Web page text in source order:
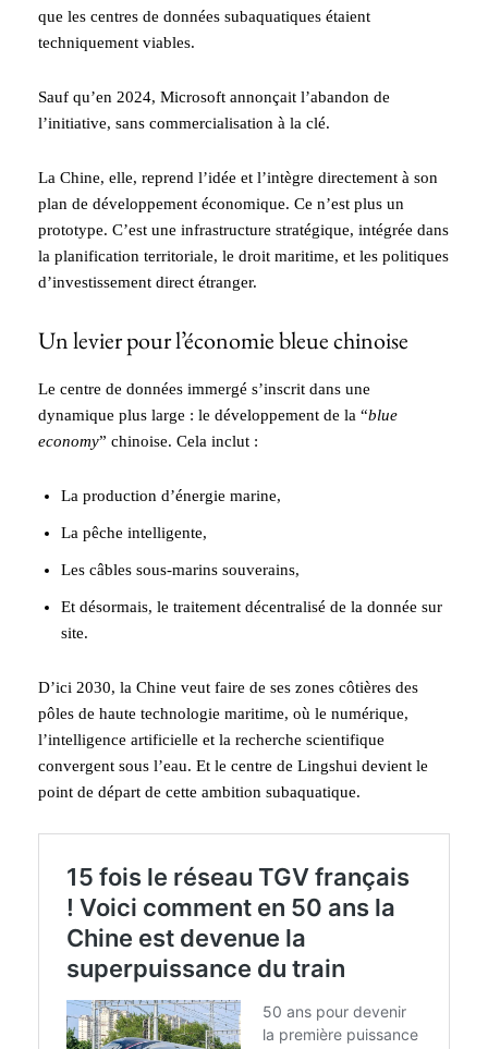
que les centres de données subaquatiques étaient
techniquement viables.
Sauf qu’en 2024, Microsoft annonçait l’abandon de
l’initiative, sans commercialisation à la clé.
La Chine, elle, reprend l’idée et l’intègre directement à son
plan de développement économique. Ce n’est plus un
prototype. C’est une infrastructure stratégique, intégrée dans
la planification territoriale, le droit maritime, et les politiques
d’investissement direct étranger.
Un levier pour l’économie bleue chinoise
Le centre de données immergé s’inscrit dans une
dynamique plus large : le développement de la “blue
economy” chinoise. Cela inclut :
La production d’énergie marine,
La pêche intelligente,
Les câbles sous-marins souverains,
Et désormais, le traitement décentralisé de la donnée sur
site.
D’ici 2030, la Chine veut faire de ses zones côtières des
pôles de haute technologie maritime, où le numérique,
l’intelligence artificielle et la recherche scientifique
convergent sous l’eau. Et le centre de Lingshui devient le
point de départ de cette ambition subaquatique.